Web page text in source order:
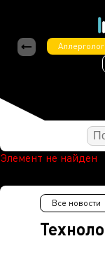
Элемент не найден
Все новости